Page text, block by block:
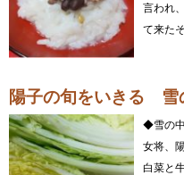
言われ
て来た
陽子の旬をいきる 雪
◆雪の
女将、
白菜と